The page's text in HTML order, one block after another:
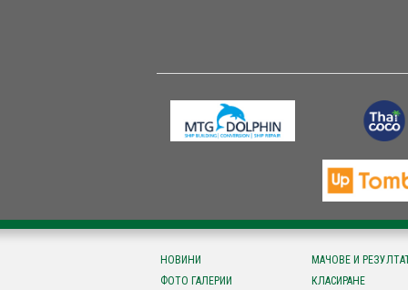
НОВИНИ
ФОТО ГАЛЕРИИ
МАЧОВЕ И
КЛАСИРАНЕ